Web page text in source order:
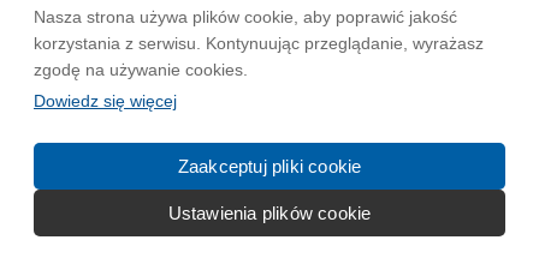
Nasza strona używa plików cookie, aby poprawić jakość
korzystania z serwisu. Kontynuując przeglądanie, wyrażasz
zgodę na używanie cookies.
Dowiedz się więcej
Zaakceptuj pliki cookie
Ustawienia plików cookie